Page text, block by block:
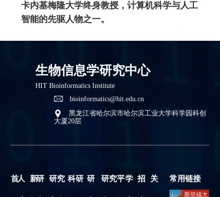
卡内基梅隆大学终身教授，计算机科学与人工
智能的先驱人物之一。
生物信息学研究中心
HIT Bioinformatics Institute
bioinformatics@hit.edu.cn
黑龙江省哈尔滨市哈尔滨工业大学科学园科创
大厦20层
首人 新研 研究 科研 研 研究平学 招 关 常用链接
斯坦福大